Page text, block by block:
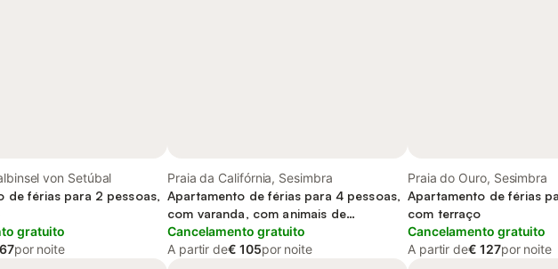
von Setúbal
de férias para 2 pessoas,
gratuito
por noite
Praia da Califórnia, Sesimbra
Apartamento de férias para 4 pessoas,
com varanda, com animais de
estimação
Cancelamento gratuito
A partir de€ 105por noite
Praia do Ouro, Sesimbra
Apartamento de férias
com terraço
Cancelamento gratuito
A partir de€ 127por noite